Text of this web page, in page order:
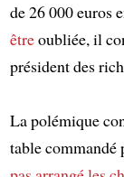
de 26 000 euros
êtreoubliée, il
président des
La polémique
table commandé